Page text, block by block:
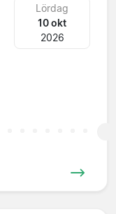
Lördag
10 okt
2026